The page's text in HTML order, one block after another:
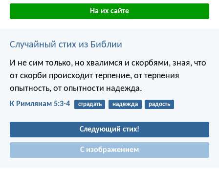
На их сайте
Случайный стих из Библии
И не сим только, но хвалимся и скорбями, зная, что
от скорби происходит терпение, от терпения
опытность, от опытности надежда.
К Римлянам 5:3-4 страдать надежда радость
Следующий стих!
С изображением